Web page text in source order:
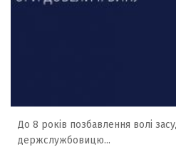
До 8 років позбавлення волі
держслужбовицю...